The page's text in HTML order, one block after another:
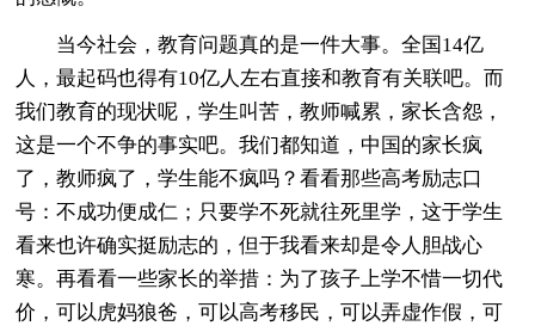
当今社会，教育问题真的是一件大事。全国14亿
人，最起码也得有10亿人左右直接和教育有关联吧。而
我们教育的现状呢，学生叫苦，教师喊累，家长含怨，
这是一个不争的事实吧。我们都知道，中国的家长疯
了，教师疯了，学生能不疯吗？看看那些高考励志口
号：不成功便成仁；只要学不死就往死里学，这于学生
看来也许确实挺励志的，但于我看来却是令人胆战心
寒。再看看一些家长的举措：为了孩子上学不惜一切代
价，可以虎妈狼爸，可以高考移民，可以弄虚作假，可